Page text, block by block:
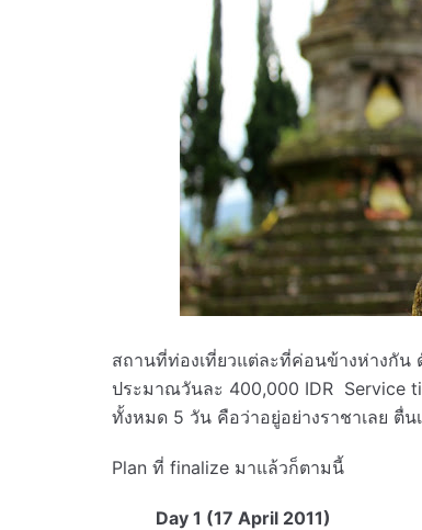
สถานที่ท่องเที่ยวแต่ละที่ค่อนข้างห่างกัน
ประมาณวันละ 400,000 IDR Service
ทั้งหมด 5 วัน คือว่าอยู่อย่างราชาเลย ตื่
Plan ที่ finalize มาแล้วก็ตามนี้
Day 1 (17 April 2011)